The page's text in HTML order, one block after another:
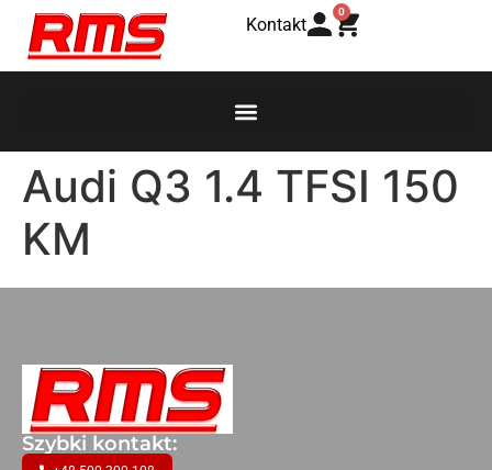
Kontakt
0
Audi Q3 1.4 TFSI 150
KM
Szybki kontakt: